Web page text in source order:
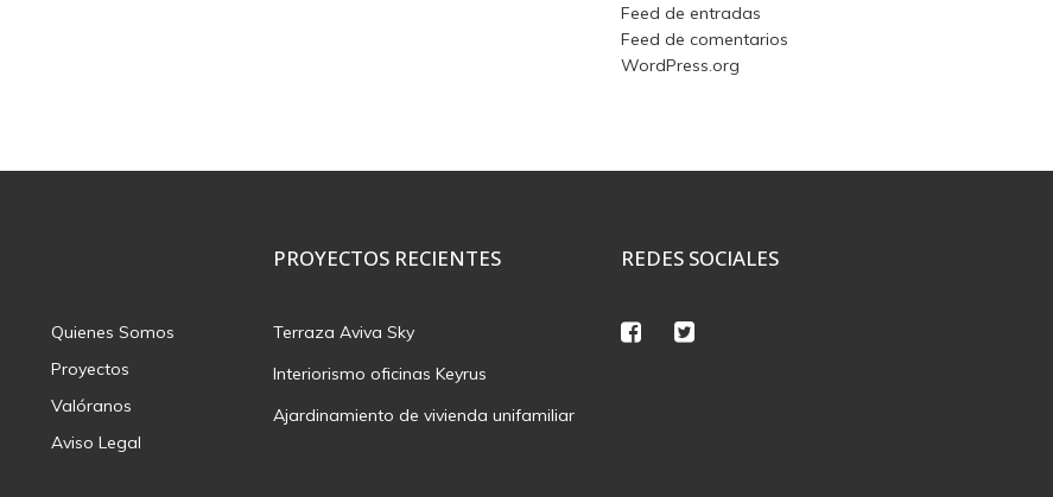
Feed de entradas
Feed de comentarios
WordPress.org
Quienes Somos
Proyectos
Valóranos
Aviso Legal
PROYECTOS RECIENTES
Terraza Aviva Sky
Interiorismo oficinas Keyrus
Ajardinamiento de vivienda unifamiliar
REDES SOCIALES